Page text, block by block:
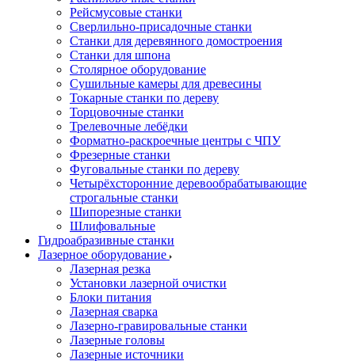
Рейсмусовые станки
Сверлильно-присадочные станки
Станки для деревянного домостроения
Станки для шпона
Столярное оборудование
Сушильные камеры для древесины
Токарные станки по дереву
Торцовочные станки
Трелевочные лебёдки
Форматно-раскроечные центры с ЧПУ
Фрезерные станки
Фуговальные станки по дереву
Четырёхсторонние деревообрабатывающие
строгальные станки
Шипорезные станки
Шлифовальные
Гидроабразивные станки
Лазерное оборудование
Лазерная резка
Установки лазерной очистки
Блоки питания
Лазерная сварка
Лазерно-гравировальные станки
Лазерные головы
Лазерные источники